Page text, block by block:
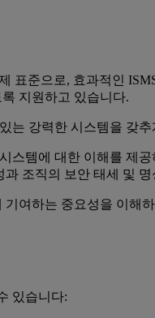
표준으로, 효과적인
지원하고 있습니다.
는 강력한 시스템을 갖
스템에 대한 이해를
조직의 보안 태세 및
여하는 중요성을 이해
있습니다: